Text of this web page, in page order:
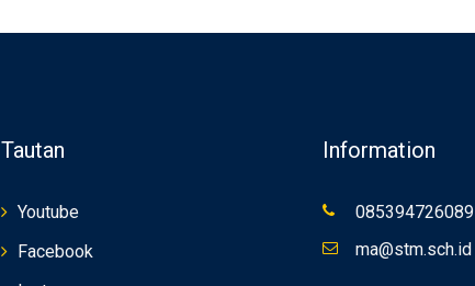
Tautan
Youtube
Facebook
Information
085394726089
ma@stm.sch.id